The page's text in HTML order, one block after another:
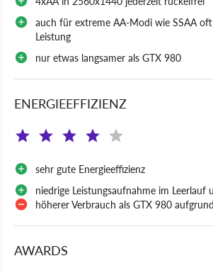
auch für extreme AA-Modi wie SSAA
Leistung
nur etwas langsamer als GTX 980
ENERGIEEFFIZIENZ
sehr gute Energieeffizienz
niedrige Leistungsaufnahme im Leerlauf
höherer Verbrauch als GTX 980
AWARDS